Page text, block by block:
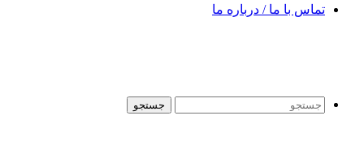
تماس با ما / درباره ما
جستجو